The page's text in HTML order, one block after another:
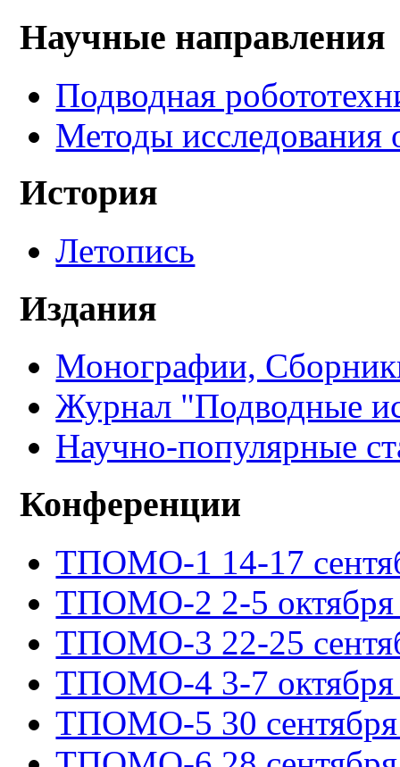
Научные направления
Подводная
Методы исследования
История
Летопись
Издания
Монографии,
Журнал "Подводные
Научно-популярные
Конференции
ТПОМО-1 14-17
ТПОМО-2 2-5 октября
ТПОМО-3 22-25
ТПОМО-4 3-7 октября
ТПОМО-5 30 сентября